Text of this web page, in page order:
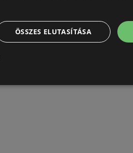
ÖSSZES ELUTASÍTÁSA